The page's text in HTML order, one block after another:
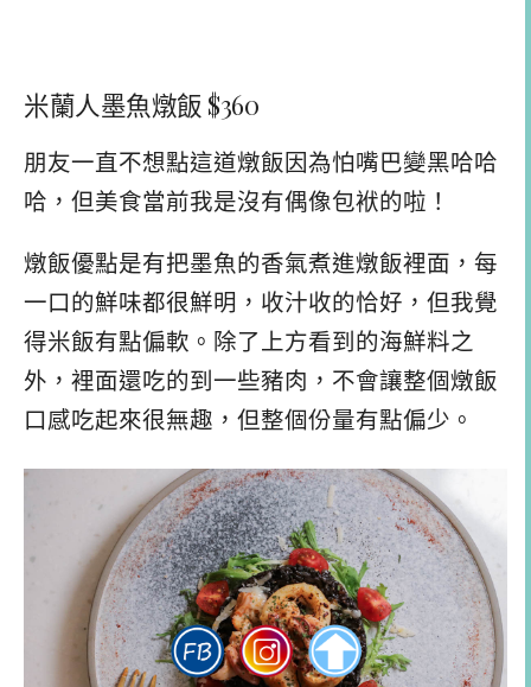
米蘭人墨魚燉飯 $360
朋友一直不想點這道燉飯因為怕嘴巴變黑哈哈
哈，但美食當前我是沒有偶像包袱的啦！
燉飯優點是有把墨魚的香氣煮進燉飯裡面，每
一口的鮮味都很鮮明，收汁收的恰好，但我覺
得米飯有點偏軟。除了上方看到的海鮮料之
外，裡面還吃的到一些豬肉，不會讓整個燉飯
口感吃起來很無趣，但整個份量有點偏少。